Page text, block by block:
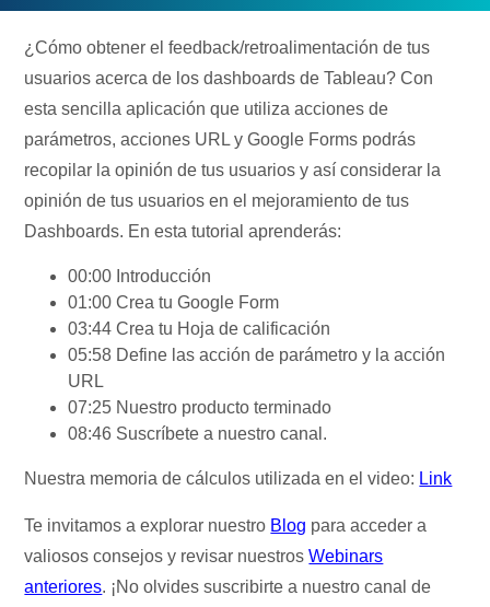
¿Cómo obtener el feedback/retroalimentación de tus
usuarios acerca de los dashboards de Tableau? Con
esta sencilla aplicación que utiliza acciones de
parámetros, acciones URL y Google Forms podrás
recopilar la opinión de tus usuarios y así considerar la
opinión de tus usuarios en el mejoramiento de tus
Dashboards. En esta tutorial aprenderás:
00:00 Introducción
01:00 Crea tu Google Form
03:44 Crea tu Hoja de calificación
05:58 Define las acción de parámetro y la acción
URL
07:25 Nuestro producto terminado
08:46 Suscríbete a nuestro canal.
Nuestra memoria de cálculos utilizada en el video: Link
Te invitamos a explorar nuestro Blog para acceder a
valiosos consejos y revisar nuestrosWebinars
anteriores. ¡No olvides suscribirte a nuestro canal de